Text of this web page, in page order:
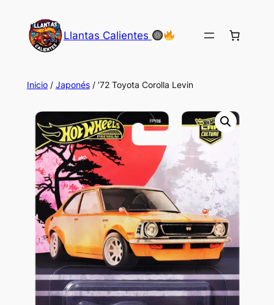
contenido
Llantas Calientes
Inicio/ Japonés/ ’72 Toyota Corolla Levin